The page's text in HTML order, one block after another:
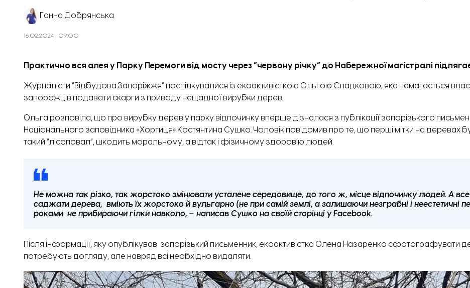
Ганна Добрянська
16.02.2024 | 09:00
Практично вся алея у Парку Перемоги від мосту через “червону річку” до Набережної магістралі
Журналісти “Відбудова.Запоріжжя” поспілкувалися із екоактивісткою Ольгою Сладковою, яка намагається
запорожців подавати скарги з приводу нещадної вирубки дерев.
Ольга розповіла, що про вирубку дерев у парку відпочинку вперше дізналася з публікації запорізького
Національного заповідника «Хортиця» Костянтина Сушко. Чоловік повідомив про те, що перші мітки на деревах
такий “лісоповал”, шкодить моральному, а відтак і фізичному здоров’ю людей.
Не можна так різко, так жорстоко змінювати усталене середовище, до того ж, місце відпочинку людей. А
саджати дерева, вміють їх жорстоко й вульгарно (не при самій землі, а залишаючи незграбні і неестетичні
роками не прибираючи гілки навколо, – написав Сушко на своїй сторінці у Facebook.
Після інформації, яку опублікував запорізький письменник, екоактивістка Олена Назаренко сфотографувати
потребують догляду, але навряд всі необхідно видаляти.